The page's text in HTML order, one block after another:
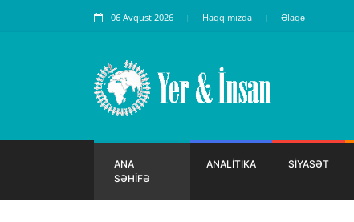
06 Avqust 2026 Haqqımızda Əlaqə
ANA
SƏHİFƏ
ANALİTİKA SİYASƏT